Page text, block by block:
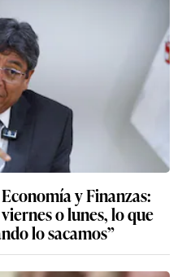
y Finanzas:
o lunes, lo que
lo sacamos”